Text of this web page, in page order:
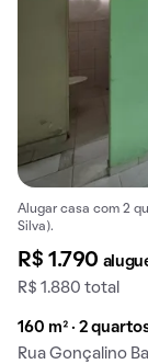
Alugar casa com 2
Silva).
R$ 1.790
R$ 1.880 total
160 m² · 2
Rua Gonçalino